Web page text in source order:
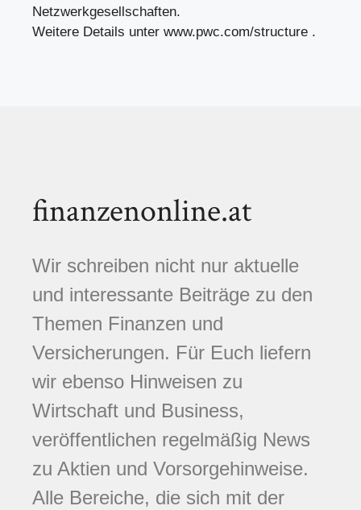
Netzwerkgesellschaften.
Weitere Details unter www.pwc.com/structure .
finanzenonline.at
Wir schreiben nicht nur aktuelle
und interessante Beiträge zu den
Themen Finanzen und
Versicherungen. Für Euch liefern
wir ebenso Hinweisen zu
Wirtschaft und Business,
veröffentlichen regelmäßig News
zu Aktien und Vorsorgehinweise.
Alle Bereiche, die sich mit der